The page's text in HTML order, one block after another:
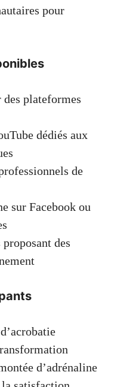
pour
des plateformes
dédiés aux
de
sur Facebook ou
des
d’adrénaline